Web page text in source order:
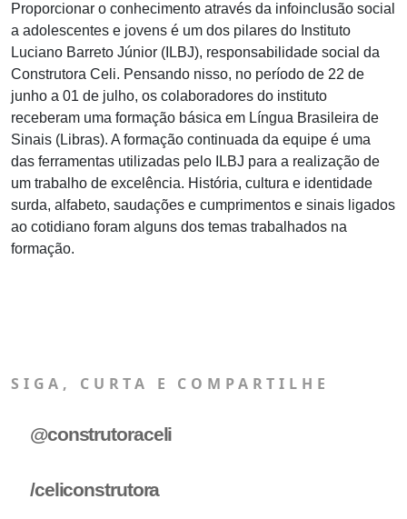
Proporcionar o conhecimento através da infoinclusão social
a adolescentes e jovens é um dos pilares do Instituto
Luciano Barreto Júnior (ILBJ), responsabilidade social da
Construtora Celi. Pensando nisso, no período de 22 de
junho a 01 de julho, os colaboradores do instituto
receberam uma formação básica em Língua Brasileira de
Sinais (Libras). A formação continuada da equipe é uma
das ferramentas utilizadas pelo ILBJ para a realização de
um trabalho de excelência. História, cultura e identidade
surda, alfabeto, saudações e cumprimentos e sinais ligados
ao cotidiano foram alguns dos temas trabalhados na
formação.
SIGA, CURTA E COMPARTILHE
@construtoraceli
/celiconstrutora